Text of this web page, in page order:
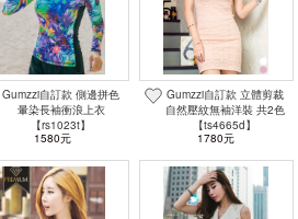
Gumzzi自訂款 側邊拼色
暈染長袖衝浪上衣
【rs1023t】
1580元
Gumzzi自訂款 立體剪裁
自然壓紋無袖洋裝 共2色
【ts4665d】
1780元